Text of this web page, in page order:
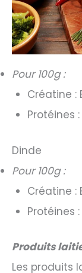
Pour 100g :
Créatine :
Protéines
Dinde
Pour 100g :
Créatine :
Protéines
Produits
Les produits